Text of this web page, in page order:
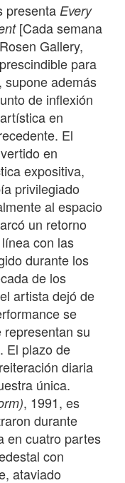
presentaEvery
[Cada semana
Gallery,
para
supone además
de inflexión
en
El
en
expositiva,
privilegiado
al espacio
un retorno
con las
durante los
de los
artista dejó de
se
su
El plazo de
diaria
única.
, 1991, es
durante
en cuatro partes
con
ataviado